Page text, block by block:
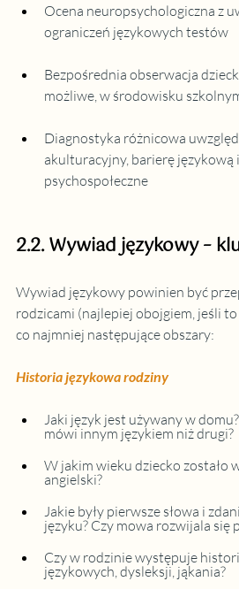
Ocena neuropsychologiczna z
ograniczeń językowych testów
Bezpośrednia obserwacja
możliwe, w środowisku
Diagnostyka różnicowa
akulturacyjny, barierę językową
psychospołeczne
2.2. Wywiad językowy –
Wywiad językowy powinien być
rodzicami (najlepiej obojgiem, jeśli
co najmniej następujące obszary:
Historia językowa rodziny
Jaki język jest używany w
mówi innym językiem niż drugi?
W jakim wieku dziecko zostało
angielski?
Jakie były pierwsze słowa i
języku? Czy mowa rozwijala się
Czy w rodzinie występuje
językowych, dysleksji, jąkania?